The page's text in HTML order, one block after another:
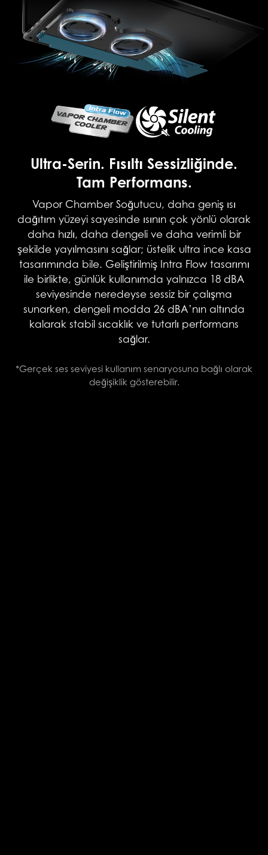
Ultra-Serin. Fısıltı Sessizliğinde.
Tam Performans.
Vapor Chamber Soğutucu, daha geniş ısı
dağıtım yüzeyi sayesinde ısının çok yönlü olarak
daha hızlı, daha dengeli ve daha verimli bir
şekilde yayılmasını sağlar; üstelik ultra ince kasa
tasarımında bile. Geliştirilmiş Intra Flow tasarımı
ile birlikte, günlük kullanımda yalnızca 18 dBA
seviyesinde neredeyse sessiz bir çalışma
sunarken, dengeli modda 26 dBA’nın altında
kalarak stabil sıcaklık ve tutarlı performans
sağlar.
*Gerçek ses seviyesi kullanım senaryosuna bağlı olarak
değişiklik gösterebilir.